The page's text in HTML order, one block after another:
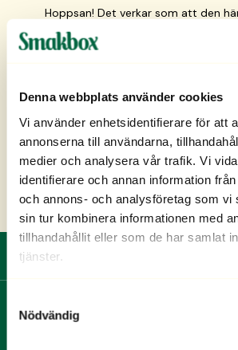
Denna webbplats använder cookies
Vi använder enhetsidentifierare för att
annonserna till användarna,
medier och analysera vår trafik. Vi
identifierare och annan information
och annons- och analysföretag som
sin tur kombinera informationen med
tillhandahållit eller som de har samlat
tjänster.
Nödvändig
Hoppsan! Det verkar som att den
Testa gå tillbaka till startsidan och
TILL STARTSIDAN
FAQ
MENY